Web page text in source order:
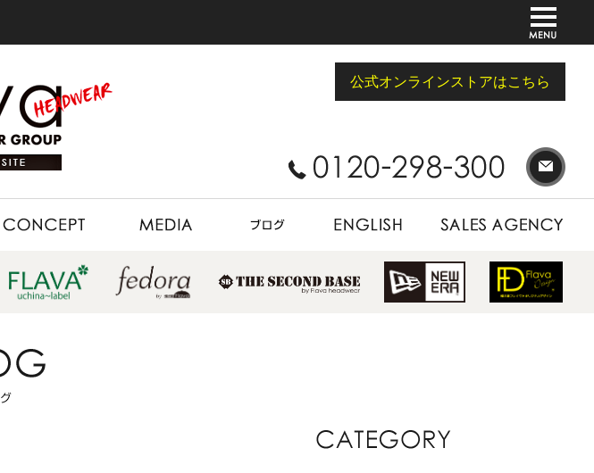
公式オンラインストアはこちら